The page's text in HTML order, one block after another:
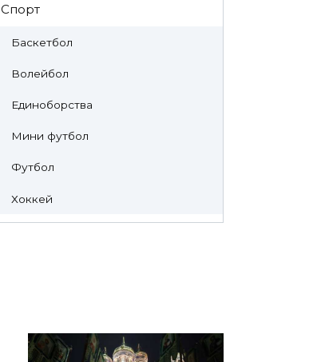
Спорт
Баскетбол
Волейбол
Единоборства
Мини футбол
Футбол
Хоккей